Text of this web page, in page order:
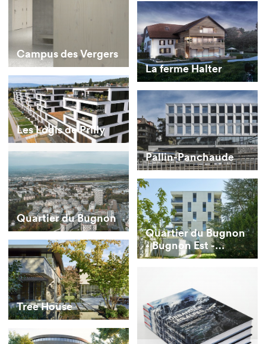
Campus des Vergers
La ferme Halter
Les Logis de Prilly
Pallin-Panchaude
Quartier du Bugnon
Quartier du Bugnon
- Bugnon Est -
bâtiments E et F
Tree House